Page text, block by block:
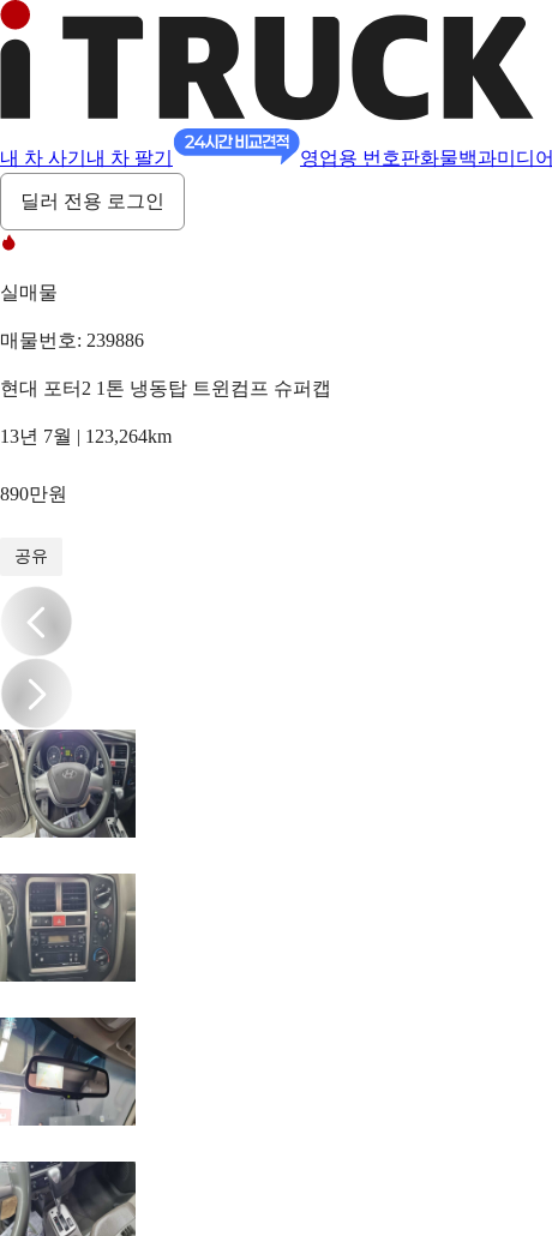
내 차 사기 내 차 팔기 영업용 번호판화물백과미디어
딜러 전용 로그인
실매물
매물번호: 239886
현대 포터2 1톤 냉동탑 트윈컴프 슈퍼캡
13년 7월 | 123,264km
890만원
공유
/15